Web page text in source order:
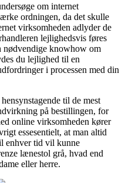
om internet
ordningen, da det skulle
virksomheden adlyder de
lejlighedsvis føres
nødvendige knowhow om
du lejlighed til en
i processen med din
til de mest
på bestillingen, for
online virksomheden kører
essesentielt, at man altid
enhver tid vil kunne
lænestol grå, hvad end
eller herre.